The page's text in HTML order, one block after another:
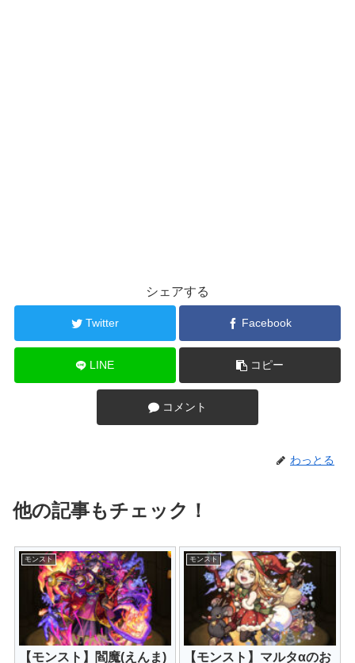
シェアする
Twitter Facebook
LINE コピー
コメント
わっとる
他の記事もチェック！
モンスト
【モンスト】閻魔(えんま)
モンスト
【モンスト】マルタαのお